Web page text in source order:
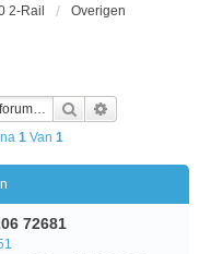
2-Rail Overigen
Zoek
1 Van 1
72681